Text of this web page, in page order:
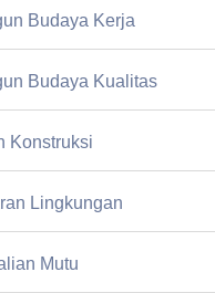
Budaya Kerja
Budaya Kualitas
Konstruksi
Lingkungan
Mutu